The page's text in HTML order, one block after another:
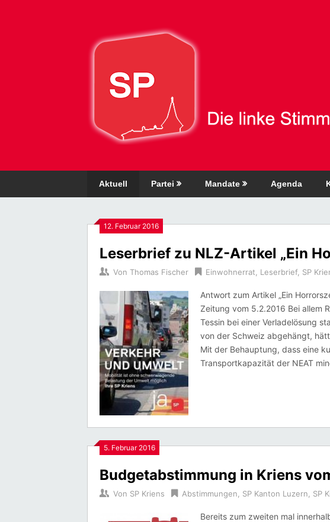
Aktuell Partei Mandate Agenda
12. Februar 2016
Leserbrief zu NLZ-Artikel „Ein
Von Thomas Fischer Einwohnerrat Leserbrief, SP
Antwort zum Artikel „Ein
Zeitung vom 5.2.2016 Bei allem
Tessin bei einer Verladelösung
von der Schweiz abgehängt,
Mit der Behauptung, dass eine
Transportkapazität der NEAT
5. Februar 2016
Budgetabstimmung in Kriens
Von SP Kriens Abstimmungen SP Kanton Luzern SP
Bereits zum zweiten mal